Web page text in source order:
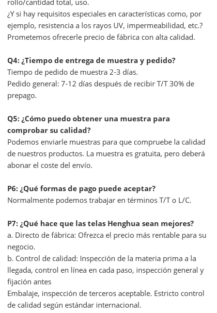
rollo/cantidad total, uso.
¿Y si hay requisitos especiales en características como, por
ejemplo, resistencia a los rayos UV, impermeabilidad, etc.?
Prometemos ofrecerle precio de fábrica con alta calidad.
Q4: ¿Tiempo de entrega de muestra y pedido?
Tiempo de pedido de muestra 2-3 días.
Pedido general: 7-12 días después de recibir T/T 30% de
prepago.
Q5: ¿Cómo puedo obtener una muestra para
comprobar su calidad?
Podemos enviarle muestras para que compruebe la calidad
de nuestros productos. La muestra es gratuita, pero deberá
abonar el coste del envío.
P6: ¿Qué formas de pago puede aceptar?
Normalmente podemos trabajar en términos T/T o L/C.
P7: ¿Qué hace que las telas Henghua sean mejores?
a. Directo de fábrica: Ofrezca el precio más rentable para su
negocio.
b. Control de calidad: Inspección de la materia prima a la
llegada, control en línea en cada paso, inspección general y
fijación antes
Embalaje, inspección de terceros aceptable. Estricto control
de calidad según estándar internacional.